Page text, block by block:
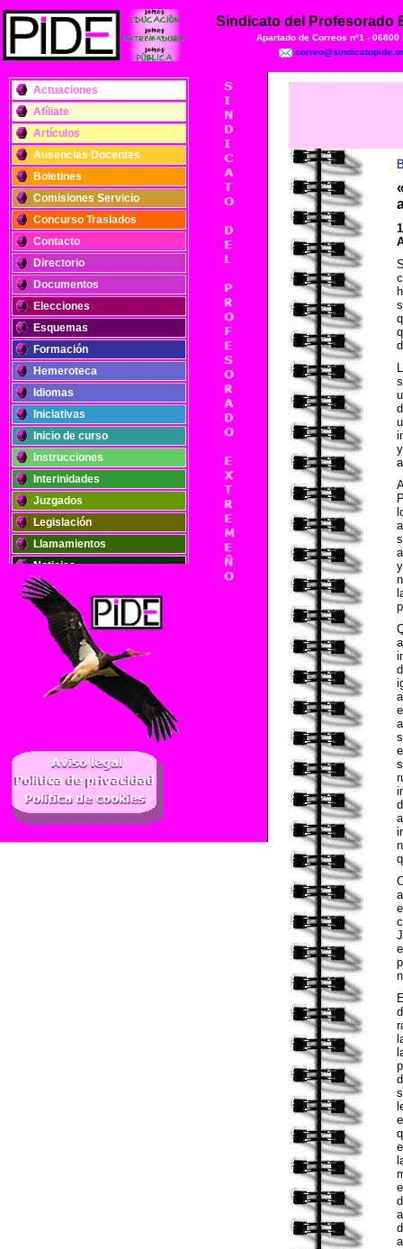
Sindicato del Profesorado
Apartado de Correos nº1 - 06800
Actuaciones
Afíliate
Artículos
Ausencias Docentes
Boletines
Comisiones Servicio
Concurso Traslados
Contacto
Directorio
Documentos
Elecciones
Esquemas
Formación
Hemeroteca
Idiomas
Iniciativas
Inicio de curso
Instrucciones
Interinidades
Juzgados
Legislación
Llamamientos
Noticias
Oposiciones
Plantillas
Publicaciones
Registros
Retribuciones
Solidaridad